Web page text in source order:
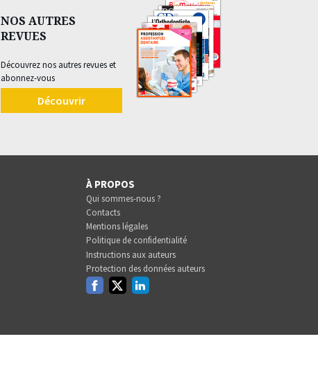
NOS AUTRES
REVUES
Découvrez nos autres revues et
abonnez-vous
Découvrir
À PROPOS
Qui sommes-nous ?
Contacts
Mentions légales
Politique de confidentialité
Instructions aux auteurs
Protection des données auteurs
FacebookTwitterLinkedin